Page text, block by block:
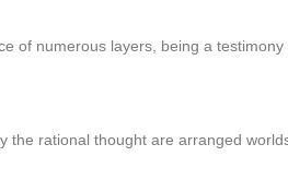
of numerous layers, being a
rational thought are arranged